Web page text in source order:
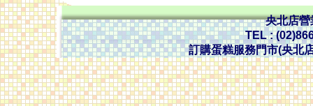
央北店
TEL :
訂購蛋糕服務門市(央北